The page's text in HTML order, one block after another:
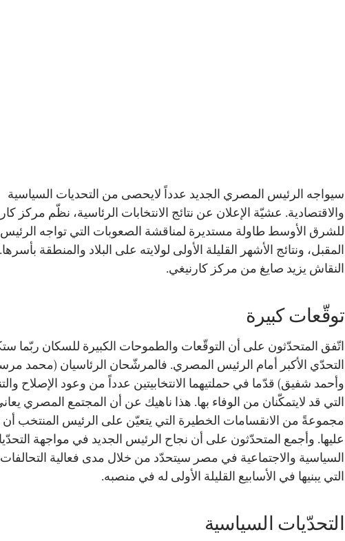
سيواجه الرئيس المصري الجديد عدداً لايحصى من التحديات السياسية
والاقتصادية. عشيّة الإعلان عن نتائج الانتخابات الرئاسية، نظّم مركز
للشرق الأوسط طاولة مستديرة لمناقشة الصعوبات التي تواجه الرئيس
المقبل، ونتائج الأشهر القليلة الأولى لولايته على البلاد والمنطقة بأسرها.
النقاش يزيد صايغ من مركز كارنيغي.
توقّعات كبيرة
اتّفق المتحدّثون على أن التوقّعات والطموحات الكبيرة للسكان ربّما
التحدّي الأكبر أمام الرئيس المصري. فالمرشّحان الرئاسيان (محمد
وأحمد شفيق) قدّما في حملتيهما الانتخابيتين عدداً من وعود الإصلاح
التي قد لايتمكّنان من الوفاء بها. هذا ناهيك عن أن المجتمع المصري
مجموعةً من الانقسامات الخطيرة التي يتعيّن على الرئيس المنتخب أن
عليها. وأجمع المتحدّثون على أن نجاح الرئيس الجديد في مواجهة
السياسية والاجتماعية في مصر سيتحدّد من خلال مدى فعالية التحالفات
التي يبنيها في الأسابيع القليلة الأولى له في منصبه.
التحدّيات السياسية